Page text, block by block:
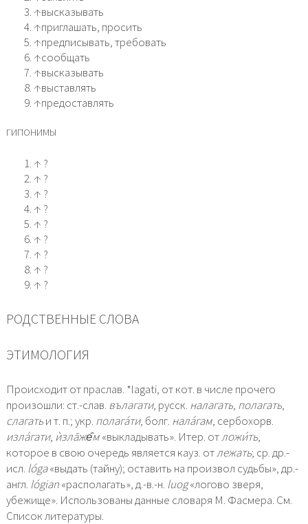
↑высказывать
↑приглашать, просить
↑предписывать, требовать
↑сообщать
↑высказывать
↑выставлять
↑предоставлять
ГИПОНИМЫ
↑ ?
↑ ?
↑ ?
↑ ?
↑ ?
↑ ?
↑ ?
↑ ?
↑ ?
РОДСТВЕННЫЕ СЛОВА
ЭТИМОЛОГИЯ
Происходит от праслав. *lagati, от кот. в числе прочего
произошли: ст.-слав. вълагати, русск. налагать, полагать,
слагатьи т. п.; укр. полага́ти, болг. нала́гам, сербохорв.
изла́гати, ѝзлāже̑м«выкладывать». Итер. отложи́ть,
которое в свою очередь является кауз. отлежать; ср. др.-
исл. lógа«выдать (тайну); оставить на произвол судьбы», др.-
англ. lógian«располагать», д.-в.-н. luog«логово зверя,
убежище». Использованы данные словаря М. Фасмера. См.
Список литературы.